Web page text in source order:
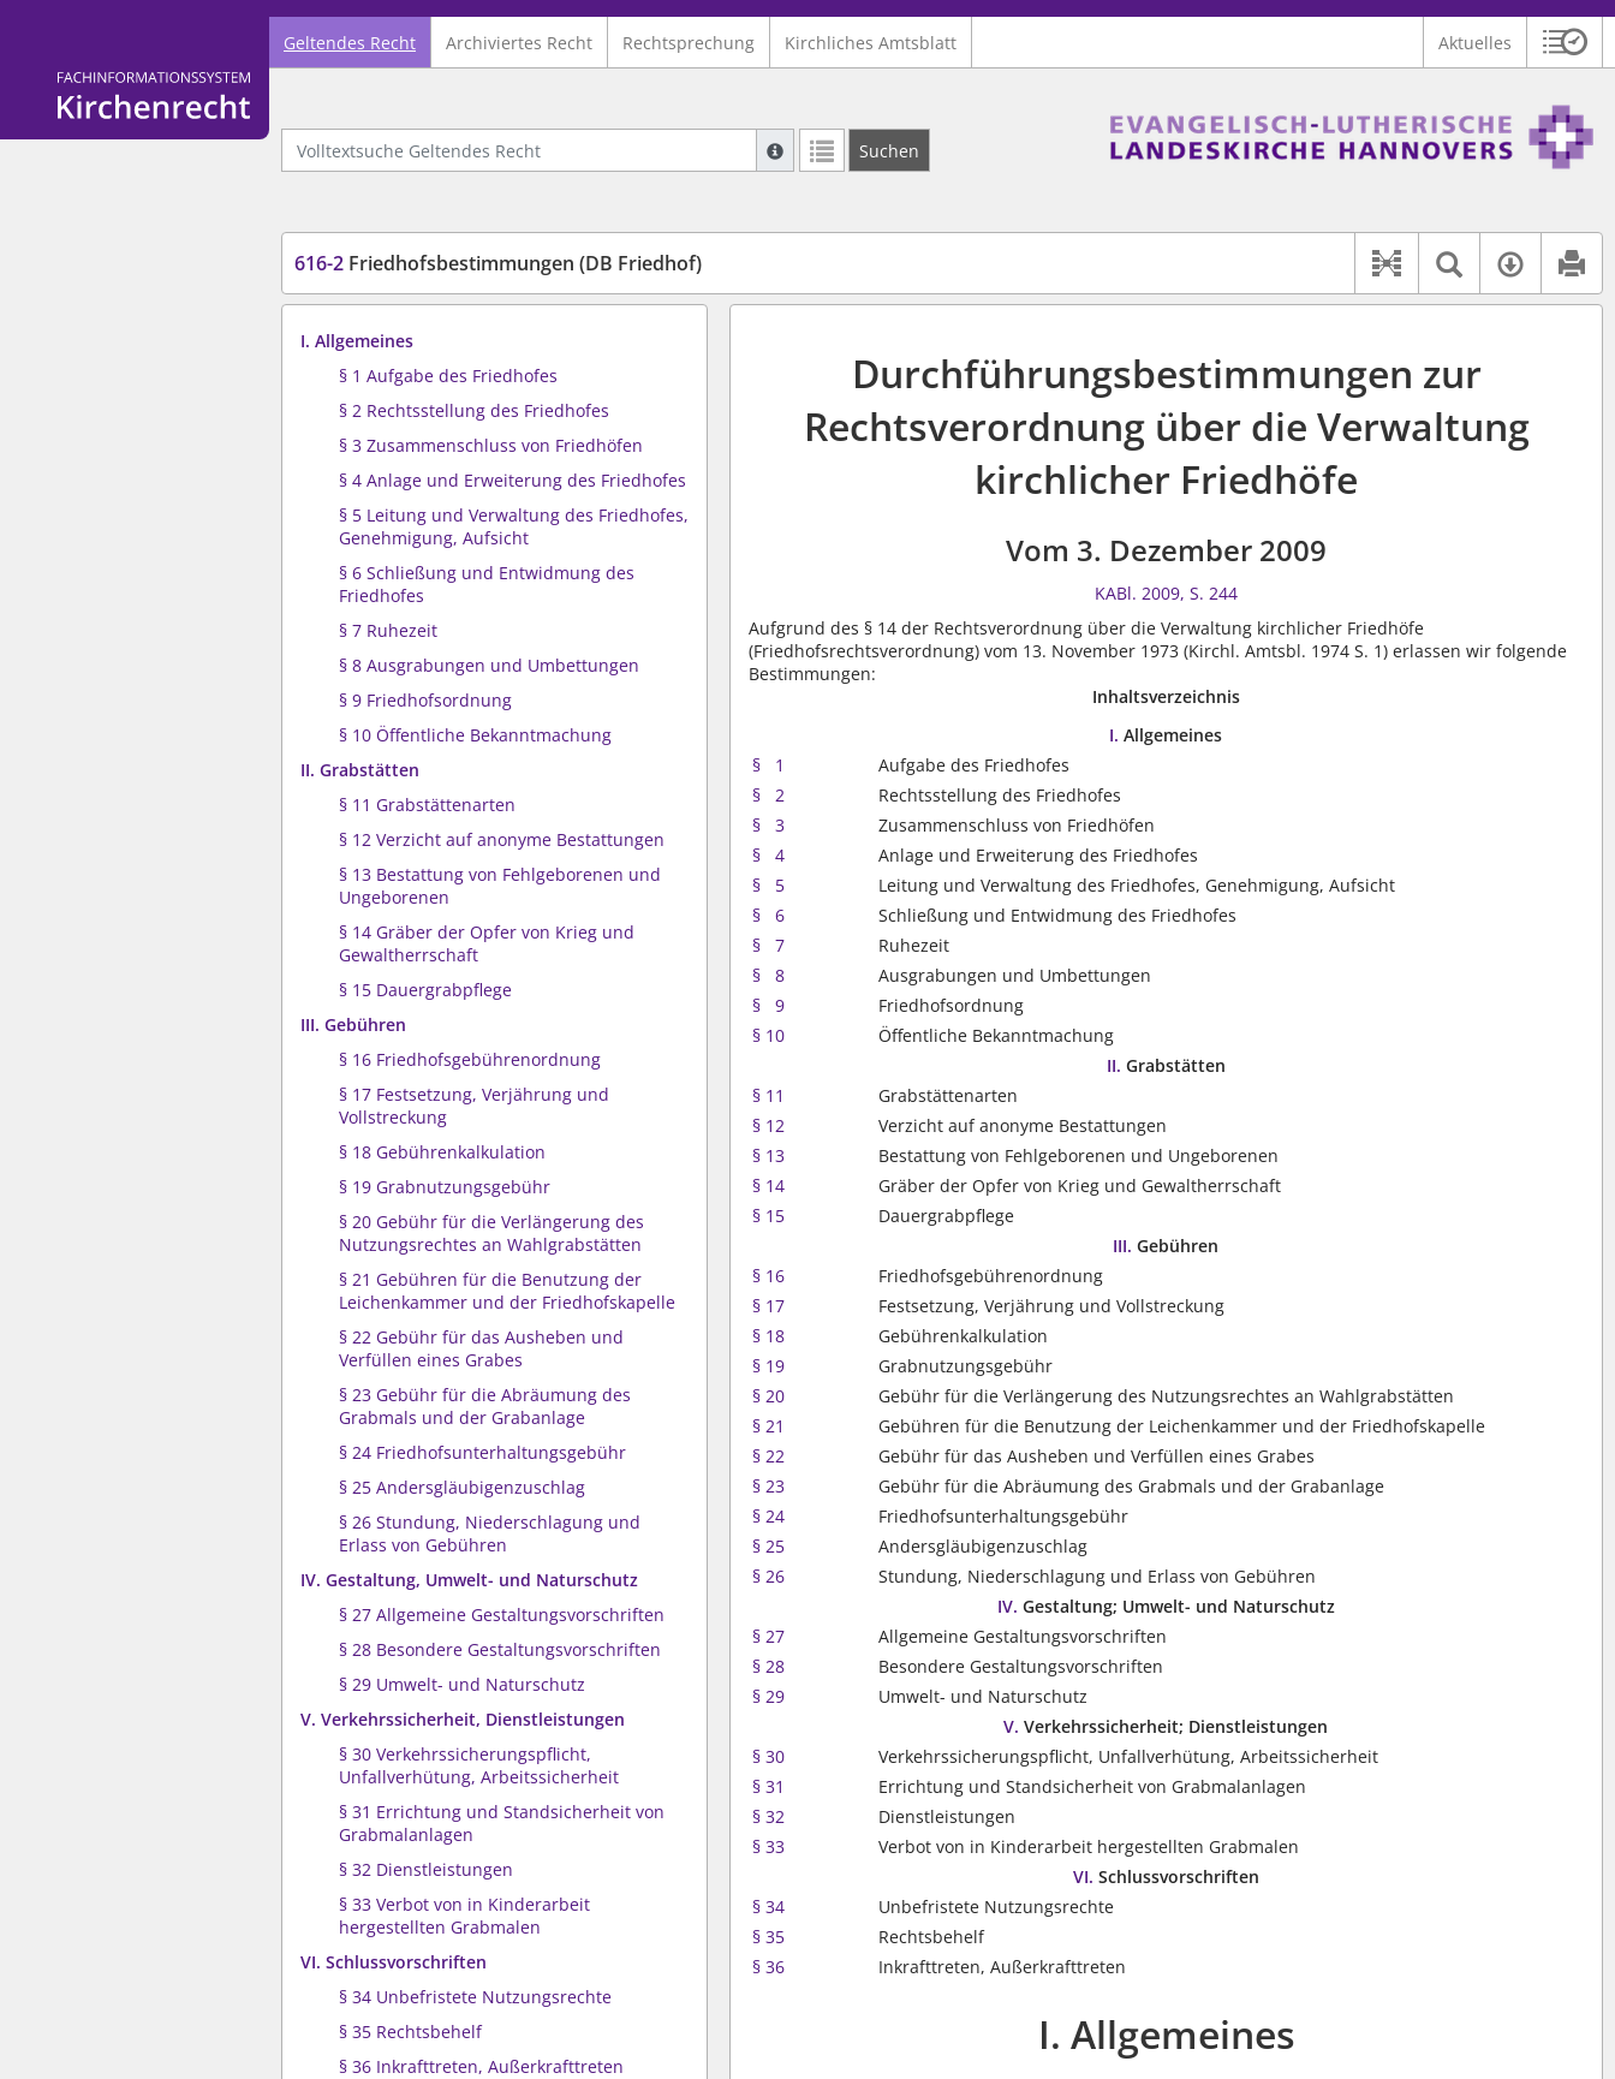
Logo Fachinformationssystem Kirchenrecht
Geltendes Recht Archiviertes Recht Rechtsprechung Kirchliches Amtsblatt Aktuelles
Volltextsuche Geltendes Recht
Suche mit Platzhalter "*", Bsp. Pfarrer*, findet auch: "Pfarrerinitiative" oder "Pfarrerausschuss".
Suchen
616-2 Friedhofsbestimmungen (DB Friedhof)
Dokument-
Textsuche
I. Allgemeines
§ 1 Aufgabe des Friedhofes
§ 2 Rechtsstellung des Friedhofes
§ 3 Zusammenschluss von Friedhöfen
§ 4 Anlage und Erweiterung des Friedhofes
§ 5 Leitung und Verwaltung des Friedhofes,
Genehmigung, Aufsicht
§ 6 Schließung und Entwidmung des
Friedhofes
§ 7 Ruhezeit
§ 8 Ausgrabungen und Umbettungen
§ 9 Friedhofsordnung
§ 10 Öffentliche Bekanntmachung
II. Grabstätten
§ 11 Grabstättenarten
§ 12 Verzicht auf anonyme Bestattungen
§ 13 Bestattung von Fehlgeborenen und
Ungeborenen
§ 14 Gräber der Opfer von Krieg und
Gewaltherrschaft
§ 15 Dauergrabpflege
III. Gebühren
§ 16 Friedhofsgebührenordnung
§ 17 Festsetzung, Verjährung und
Vollstreckung
§ 18 Gebührenkalkulation
§ 19 Grabnutzungsgebühr
§ 20 Gebühr für die Verlängerung des
Nutzungsrechtes an Wahlgrabstätten
§ 21 Gebühren für die Benutzung der
Leichenkammer und der Friedhofskapelle
§ 22 Gebühr für das Ausheben und
Verfüllen eines Grabes
§ 23 Gebühr für die Abräumung des
Grabmals und der Grabanlage
§ 24 Friedhofsunterhaltungsgebühr
§ 25 Andersgläubigenzuschlag
§ 26 Stundung, Niederschlagung und
Erlass von Gebühren
IV. Gestaltung, Umwelt- und Naturschutz
§ 27 Allgemeine Gestaltungsvorschriften
§ 28 Besondere Gestaltungsvorschriften
§ 29 Umwelt- und Naturschutz
V. Verkehrssicherheit, Dienstleistungen
§ 30 Verkehrssicherungspflicht,
Unfallverhütung, Arbeitssicherheit
§ 31 Errichtung und Standsicherheit von
Grabmalanlagen
§ 32 Dienstleistungen
§ 33 Verbot von in Kinderarbeit
hergestellten Grabmalen
VI. Schlussvorschriften
§ 34 Unbefristete Nutzungsrechte
§ 35 Rechtsbehelf
§ 36 Inkrafttreten, Außerkrafttreten
Durchführungsbestimmungen zur
Rechtsverordnung über die Verwaltung
kirchlicher Friedhöfe
Vom 3. Dezember 2009
KABl. 2009, S. 244
Aufgrund des § 14 der Rechtsverordnung über die Verwaltung kirchlicher Friedhöfe
(Friedhofsrechtsverordnung) vom 13. November 1973 (Kirchl. Amtsbl. 1974 S. 1) erlassen wir folgende
Bestimmungen:
Inhaltsverzeichnis
I. Allgemeines
§ 1
Aufgabe des Friedhofes
§ 2
Rechtsstellung des Friedhofes
§ 3
Zusammenschluss von Friedhöfen
§ 4
Anlage und Erweiterung des Friedhofes
§ 5
Leitung und Verwaltung des Friedhofes, Genehmigung, Aufsicht
§ 6
Schließung und Entwidmung des Friedhofes
§ 7
Ruhezeit
§ 8
Ausgrabungen und Umbettungen
§ 9
Friedhofsordnung
§ 10
Öffentliche Bekanntmachung
II. Grabstätten
§ 11
Grabstättenarten
§ 12
Verzicht auf anonyme Bestattungen
§ 13
Bestattung von Fehlgeborenen und Ungeborenen
§ 14
Gräber der Opfer von Krieg und Gewaltherrschaft
§ 15
Dauergrabpflege
III. Gebühren
§ 16
Friedhofsgebührenordnung
§ 17
Festsetzung, Verjährung und Vollstreckung
§ 18
Gebührenkalkulation
§ 19
Grabnutzungsgebühr
§ 20
Gebühr für die Verlängerung des Nutzungsrechtes an Wahlgrabstätten
§ 21
Gebühren für die Benutzung der Leichenkammer und der Friedhofskapelle
§ 22
Gebühr für das Ausheben und Verfüllen eines Grabes
§ 23
Gebühr für die Abräumung des Grabmals und der Grabanlage
§ 24
Friedhofsunterhaltungsgebühr
§ 25
Andersgläubigenzuschlag
§ 26
Stundung, Niederschlagung und Erlass von Gebühren
IV. Gestaltung; Umwelt- und Naturschutz
§ 27
Allgemeine Gestaltungsvorschriften
§ 28
Besondere Gestaltungsvorschriften
§ 29
Umwelt- und Naturschutz
V. Verkehrssicherheit; Dienstleistungen
§ 30
Verkehrssicherungspflicht, Unfallverhütung, Arbeitssicherheit
§ 31
Errichtung und Standsicherheit von Grabmalanlagen
§ 32
Dienstleistungen
§ 33
Verbot von in Kinderarbeit hergestellten Grabmalen
VI. Schlussvorschriften
§ 34
Unbefristete Nutzungsrechte
§ 35
Rechtsbehelf
§ 36
Inkrafttreten, Außerkrafttreten
I. Allgemeines